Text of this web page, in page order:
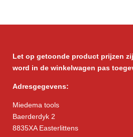
Let op getoonde product prijzen
word in de winkelwagen pas
Adresgegevens:
Miedema tools
Baerderdyk 2
8835XA Easterlittens